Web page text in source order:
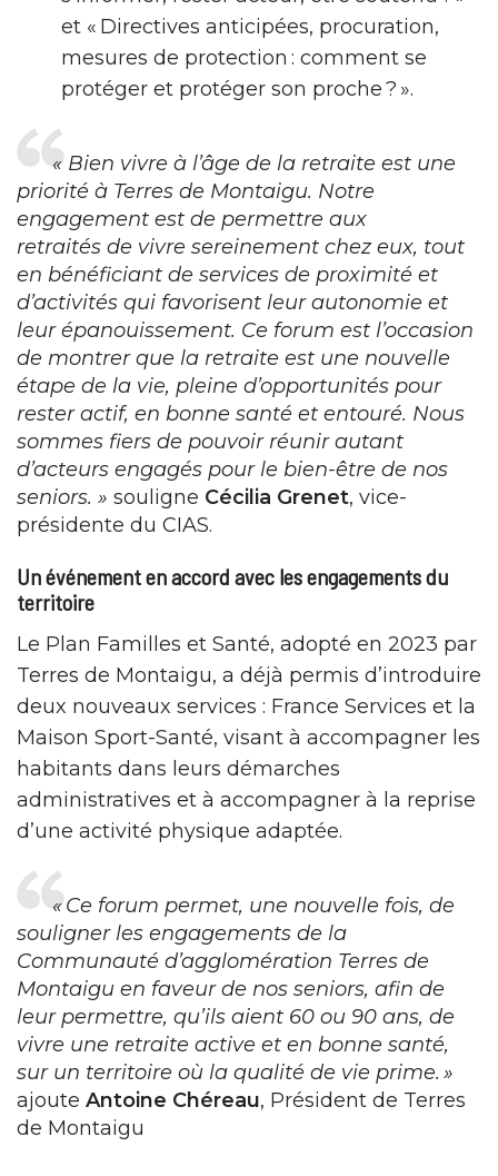
et « Directives anticipées, procuration,
mesures de protection : comment se
protéger et protéger son proche ? ».
« Bien vivre à l’âge de la retraite est une
priorité à Terres de Montaigu. Notre
engagement est de permettre aux
retraités de vivre sereinement chez eux, tout
en bénéficiant de services de proximité et
d’activités qui favorisent leur autonomie et
leur épanouissement. Ce forum est l’occasion
de montrer que la retraite est une nouvelle
étape de la vie, pleine d’opportunités pour
rester actif, en bonne santé et entouré. Nous
sommes fiers de pouvoir réunir autant
d’acteurs engagés pour le bien-être de nos
seniors. » souligne Cécilia Grenet, vice-
présidente du CIAS.
Un événement en accord avec les engagements du
territoire
Le Plan Familles et Santé, adopté en 2023 par
Terres de Montaigu, a déjà permis d’introduire
deux nouveaux services : France Services et la
Maison Sport-Santé, visant à accompagner les
habitants dans leurs démarches
administratives et à accompagner à la reprise
d’une activité physique adaptée.
« Ce forum permet, une nouvelle fois, de
souligner les engagements de la
Communauté d’agglomération Terres de
Montaigu en faveur de nos seniors, afin de
leur permettre, qu’ils aient 60 ou 90 ans, de
vivre une retraite active et en bonne santé,
sur un territoire où la qualité de vie prime. »
ajoute Antoine Chéreau, Président de Terres
de Montaigu